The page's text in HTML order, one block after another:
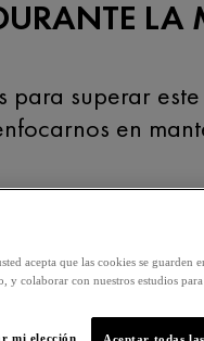
LA
superar
en
acepta que las cookies se guarden
y colaborar con nuestros estudios para
mi elección